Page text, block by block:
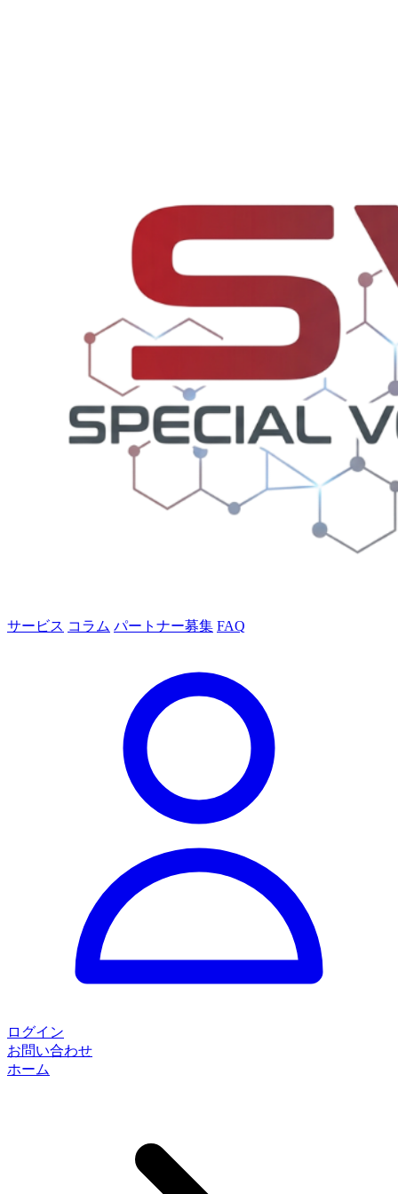
サービス コラム パートナー募集 FAQ
ログイン
お問い合わせ
ホーム